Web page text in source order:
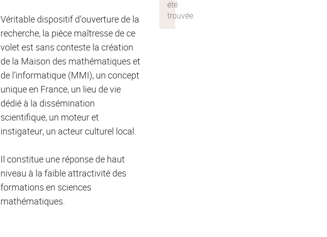
Véritable dispositif d’ouverture de la
recherche, la pièce maîtresse de ce
volet est sans conteste la création
de la Maison des mathématiques et
de l’informatique (MMI), un concept
unique en France, un lieu de vie
dédié à la dissémination
scientifique, un moteur et
instigateur, un acteur culturel local.
Il constitue une réponse de haut
niveau à la faible attractivité des
formations en sciences
mathématiques.